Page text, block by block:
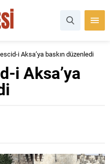
i Aksa’ya baskın düzenledi
i Aksa’ya